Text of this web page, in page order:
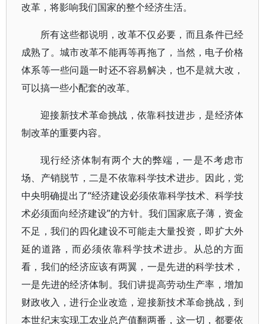
改革，将影响我们国家的整个经济生活。
所有这些都说明，改革不仅必要，而且条件已经
成熟了。城市改革不能再等再拖了，当然，电子价格
体系等一些问题一时还不容易解决，也不是就大改，
可以搞一些小配套的改革。
迎接新技术革命挑战，依靠科技进步，是经济体
制改革的重要内容。
现行经济体制有两个大的弊端，一是不考虑市
场、产销脱节，二是不依靠科学技术进步。因此，党
中央明确提出了“经济建设必须依靠科学技术、科学技
术必须面向经济建设”的方针。我们国家底子薄，资金
不足，我们的四化建设不可能走大量投资，即扩大外
延的道路，而必须依靠科学技术进步。从总的方面
看，我们的经济应该有两翼，一是先进的科学技术，
一是先进的经济体制。我们讲提高劳动生产率，增加
财政收入，进行企业改造，迎接新技术革命挑战，到
本世纪末实现工农业总产值翻两番，这一切，都要依